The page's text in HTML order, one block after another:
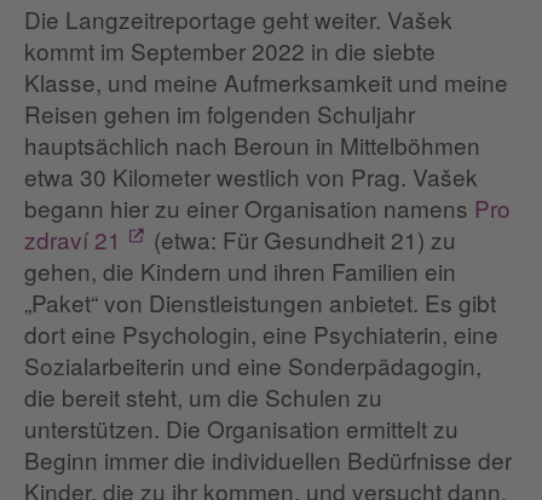
Die Langzeitreportage geht weiter. Vašek
kommt im September 2022 in die siebte
Klasse, und meine Aufmerksamkeit und meine
Reisen gehen im folgenden Schuljahr
hauptsächlich nach Beroun in Mittelböhmen
etwa 30 Kilometer westlich von Prag. Vašek
begann hier zu einer Organisation namens Pro
zdraví 21
(etwa: Für Gesundheit 21) zu
gehen, die Kindern und ihren Familien ein
„Paket“ von Dienstleistungen anbietet. Es gibt
dort eine Psychologin, eine Psychiaterin, eine
Sozialarbeiterin und eine Sonderpädagogin,
die bereit steht, um die Schulen zu
unterstützen. Die Organisation ermittelt zu
Beginn immer die individuellen Bedürfnisse der
Kinder, die zu ihr kommen, und versucht dann,